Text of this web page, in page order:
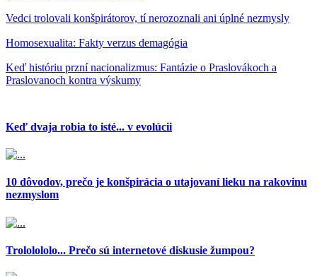
Vedci trolovali konšpirátorov, tí nerozoznali ani úplné nezmysly
Homosexualita: Fakty verzus demagógia
Keď históriu przní nacionalizmus: Fantázie o Praslovákoch a
Praslovanoch kontra výskumy
Keď dvaja robia to isté... v evolúcii
10 dôvodov, prečo je konšpirácia o utajovaní lieku na rakovinu
nezmyslom
Trololololo... Prečo sú internetové diskusie žumpou?